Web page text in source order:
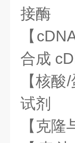
接酶
【
合成
【核
试剂
【克